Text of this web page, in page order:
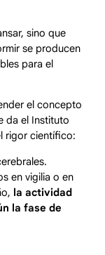
sino que
se producen
para el
el concepto
da el Instituto
rigor científico:
en vigilia o en
la actividad
la fase de